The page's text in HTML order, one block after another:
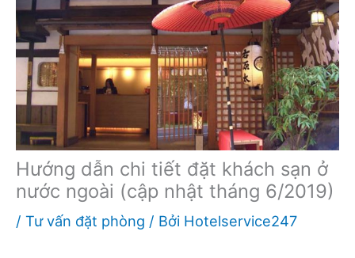
Hướng dẫn chi tiết đặt khách sạn ở
nước ngoài (cập nhật tháng 6/2019)
/ Tư vấn đặt phòng / Bởi Hotelservice247